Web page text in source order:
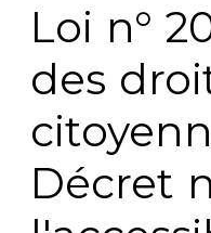
Loi n°
des
Décret